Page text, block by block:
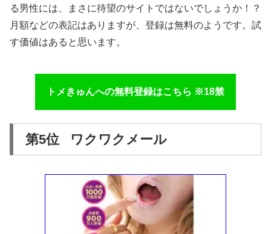
る男性には、まさに待望のサイトではないでしょうか！？
月額などの表記はありますが、登録は無料のようです。試
す価値はあると思います。
トメきゅんへの無料登録はこちら ※18禁
第5位 ワクワクメール